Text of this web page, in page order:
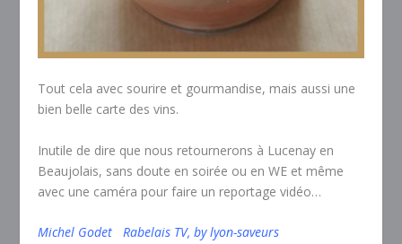
Tout cela avec sourire et gourmandise, mais aussi une
bien belle carte des vins.
Inutile de dire que nous retournerons à Lucenay en
Beaujolais, sans doute en soirée ou en WE et même
avec une caméra pour faire un reportage vidéo…
Michel GodetRabelais TV, by lyon-saveurs